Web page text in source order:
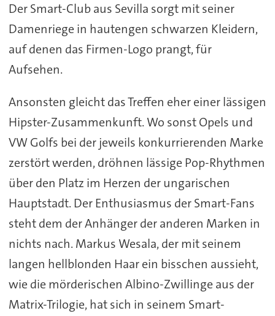
Der Smart-Club aus Sevilla sorgt mit seiner
Damenriege in hautengen schwarzen Kleidern,
auf denen das Firmen-Logo prangt, für
Aufsehen.
Ansonsten gleicht das Treffen eher einer lässigen
Hipster-Zusammenkunft. Wo sonst Opels und
VW Golfs bei der jeweils konkurrierenden Marke
zerstört werden, dröhnen lässige Pop-Rhythmen
über den Platz im Herzen der ungarischen
Hauptstadt. Der Enthusiasmus der Smart-Fans
steht dem der Anhänger der anderen Marken in
nichts nach. Markus Wesala, der mit seinem
langen hellblonden Haar ein bisschen aussieht,
wie die mörderischen Albino-Zwillinge aus der
Matrix-Trilogie, hat sich in seinem Smart-